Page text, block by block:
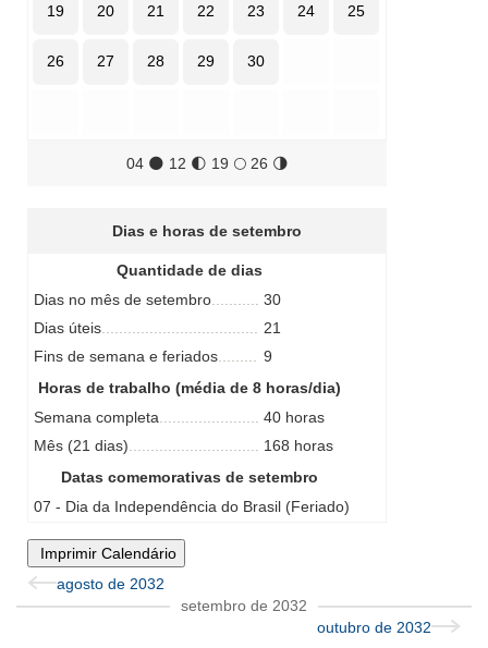
19 20 21 22 23 24 25
26 27 28 29 30
04 🌑 12 🌓 19 🌕26 🌗
Dias e horas de setembro
Quantidade de dias
Dias no mês de setembro
30
Dias úteis
21
Fins de semana e feriados
9
Horas de trabalho (média de 8 horas/dia)
Semana completa
40 horas
Mês (21 dias)
168 horas
Datas comemorativas de setembro
07 - Dia da Independência do Brasil (Feriado)
Imprimir Calendário
agosto de 2032
setembro de 2032
outubro de 2032